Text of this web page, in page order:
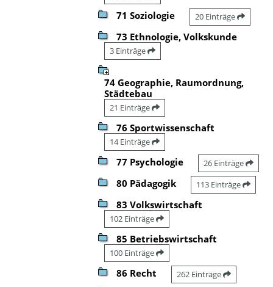
71 Soziologie 20 Einträge
73 Ethnologie, Volkskunde
3 Einträge
74 Geographie, Raumordnung,
Städtebau
21 Einträge
76 Sportwissenschaft
14 Einträge
77 Psychologie 26 Einträge
80 Pädagogik 113 Einträge
83 Volkswirtschaft
102 Einträge
85 Betriebswirtschaft
100 Einträge
86 Recht 262 Einträge